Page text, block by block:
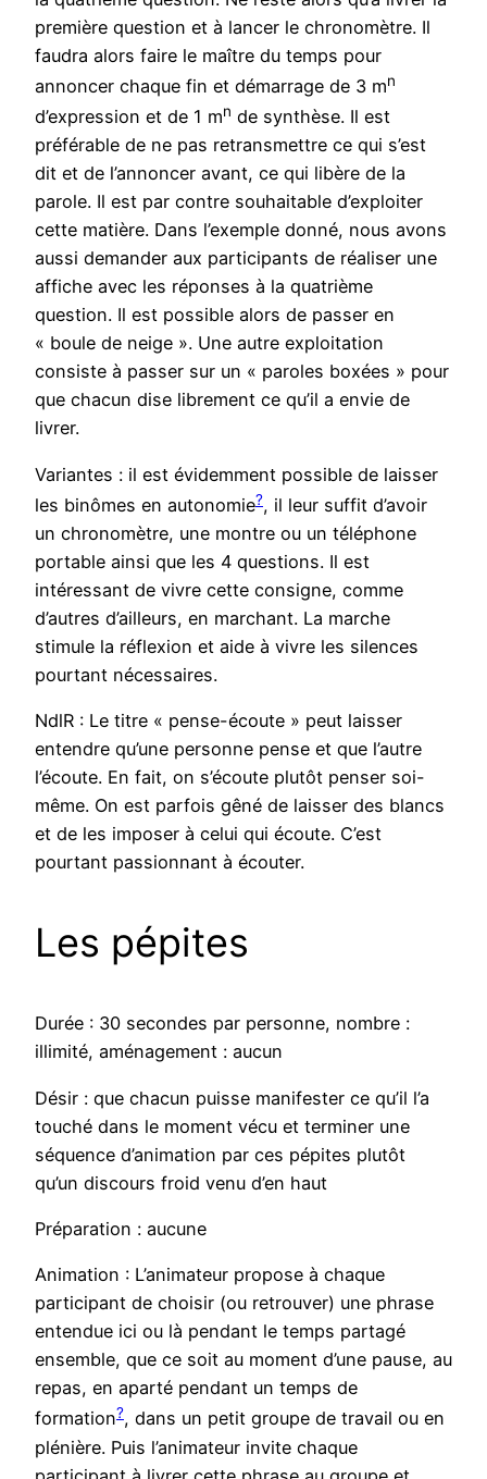
première question et à lancer le chronomètre. Il
faudra alors faire le maître du temps pour
annoncer chaque fin et démarrage de 3 mn
d’expression et de 1 mn de synthèse. Il est
préférable de ne pas retransmettre ce qui s’est
dit et de l’annoncer avant, ce qui libère de la
parole. Il est par contre souhaitable d’exploiter
cette matière. Dans l’exemple donné, nous avons
aussi demander aux participants de réaliser une
affiche avec les réponses à la quatrième
question. Il est possible alors de passer en
« boule de neige ». Une autre exploitation
consiste à passer sur un « paroles boxées » pour
que chacun dise librement ce qu’il a envie de
livrer.
Variantes : il est évidemment possible de laisser
les binômes en autonomie?, il leur suffit d’avoir
un chronomètre, une montre ou un téléphone
portable ainsi que les 4 questions. Il est
intéressant de vivre cette consigne, comme
d’autres d’ailleurs, en marchant. La marche
stimule la réflexion et aide à vivre les silences
pourtant nécessaires.
NdlR : Le titre « pense-écoute » peut laisser
entendre qu’une personne pense et que l’autre
l’écoute. En fait, on s’écoute plutôt penser soi-
même. On est parfois gêné de laisser des blancs
et de les imposer à celui qui écoute. C’est
pourtant passionnant à écouter.
Les pépites
Durée : 30 secondes par personne, nombre :
illimité, aménagement : aucun
Désir : que chacun puisse manifester ce qu’il l’a
touché dans le moment vécu et terminer une
séquence d’animation par ces pépites plutôt
qu’un discours froid venu d’en haut
Préparation : aucune
Animation : L’animateur propose à chaque
participant de choisir (ou retrouver) une phrase
entendue ici ou là pendant le temps partagé
ensemble, que ce soit au moment d’une pause, au
repas, en aparté pendant un temps de
formation?, dans un petit groupe de travail ou en
plénière. Puis l’animateur invite chaque